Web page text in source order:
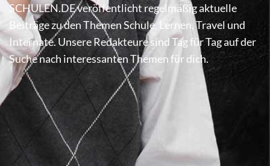
SCHULEN.DE veröffentlicht regelmäßig aktuelle
Beiträge zu den Themen Schule, Lernen, Travel und
Internate. Unsere Redakteure sind Tag für Tag auf der
Suche nach interessanten Themen für dich.